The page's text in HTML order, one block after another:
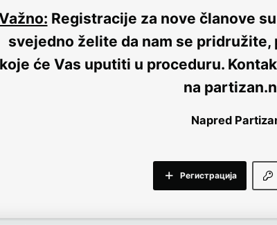
Registracije za nove članove
svejedno želite da nam se
koje će Vas uputiti u proceduru.
na
Napred
Регистрација